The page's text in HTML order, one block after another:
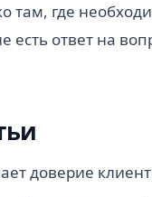
там, где
есть ответ на
доверие